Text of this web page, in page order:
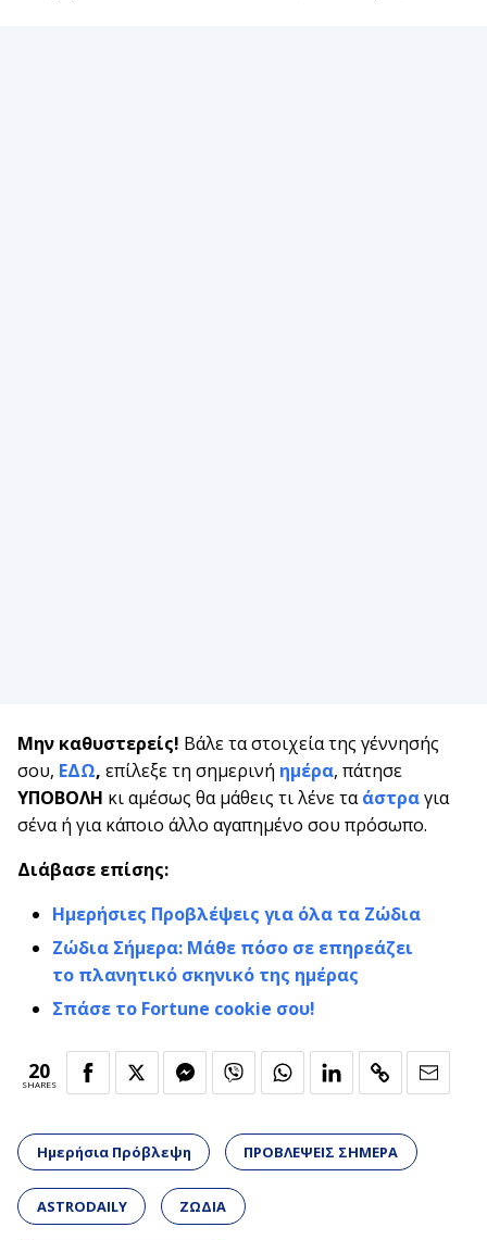
Μην καθυστερείς! Βάλε τα στοιχεία της γέννησής
σου, ΕΔΩ, επίλεξε τη σημερινή ημέρα, πάτησε
ΥΠΟΒΟΛΗ κι αμέσως θα μάθεις τι λένε ταάστραγια
σένα ή για κάποιο άλλο αγαπημένο σου πρόσωπο.
Διάβασε επίσης:
Ημερήσιες Προβλέψεις για όλα τα Ζώδια
Ζώδια Σήμερα: Μάθε πόσο σε επηρεάζει
το πλανητικό σκηνικό της ημέρας
Σπάσε το Fortune cookie σου!
20
SHARES
Ημερήσια Πρόβλεψη ΠΡΟΒΛΕΨΕΙΣ ΣΗΜΕΡΑ
ASTRODAILY ΖΩΔΙΑ